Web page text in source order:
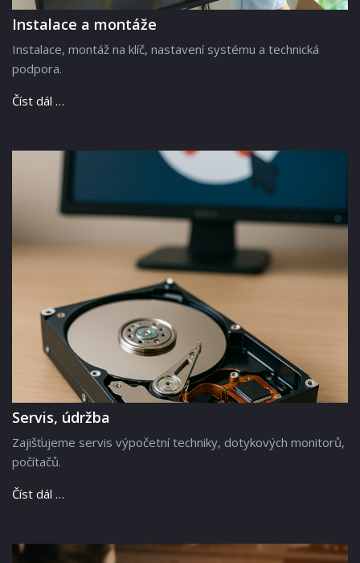
Instalace a montáže
Instalace, montáž na klíč, nastavení systému a technická
podpora.
Číst dál …
Servis, údržba
Zajišťujeme servis výpočetní techniky, dotykových monitorů,
počítačů.
Číst dál …